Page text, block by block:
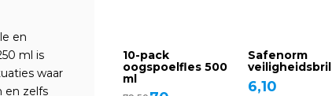
en
ml is
waar
en zelfs
10-pack
oogspoelfles 500
ml
Safenorm
veiligheidsbril
6,10